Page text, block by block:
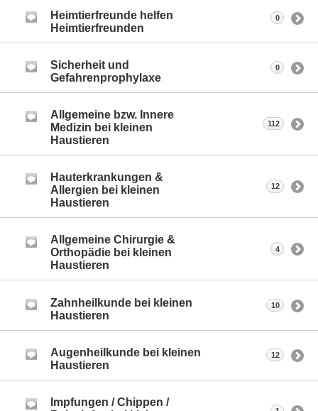
Heimtierfreunde helfen
Heimtierfreunden
0
Sicherheit und
Gefahrenprophylaxe
0
Allgemeine bzw. Innere
Medizin bei kleinen
Haustieren
112
Hauterkrankungen &
Allergien bei kleinen
Haustieren
12
Allgemeine Chirurgie &
Orthopädie bei kleinen
Haustieren
4
Zahnheilkunde bei kleinen
Haustieren
10
Augenheilkunde bei kleinen
Haustieren
12
Impfungen / Chippen /